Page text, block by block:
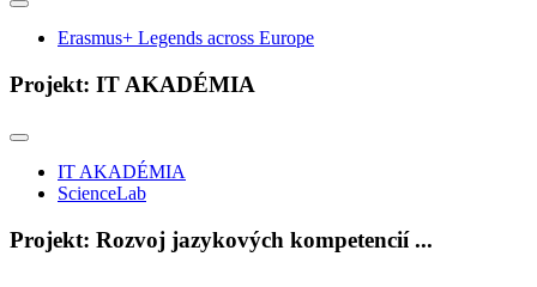
Erasmus+ Legends across Europe
Projekt: IT AKADÉMIA
IT AKADÉMIA
ScienceLab
Projekt: Rozvoj jazykových kompetencií ...